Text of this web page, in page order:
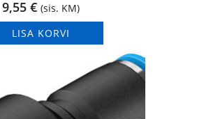
9,55 € (sis. KM)
LISA KORVI